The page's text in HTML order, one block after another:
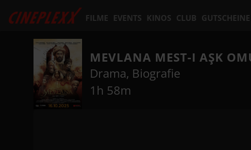
FILME EVENTS KINOS CLUB GUTSCHEINE
MEVLANA MEST-I AŞK
Drama, Biografie
1h 58m